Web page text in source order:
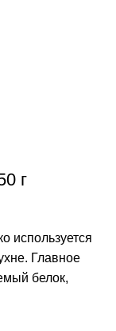
г
используется
Главное
белок,